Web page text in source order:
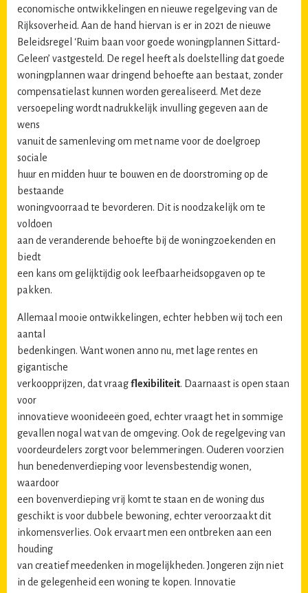
economische ontwikkelingen en nieuwe regelgeving van de
Rijksoverheid. Aan de hand hiervan is er in 2021 de nieuwe
Beleidsregel ‘Ruim baan voor goede woningplannen Sittard-
Geleen’ vastgesteld. De regel heeft als doelstelling dat goede
woningplannen waar dringend behoefte aan bestaat, zonder
compensatielast kunnen worden gerealiseerd. Met deze
versoepeling wordt nadrukkelijk invulling gegeven aan de
wens
vanuit de samenleving om met name voor de doelgroep
sociale
huur en midden huur te bouwen en de doorstroming op de
bestaande
woningvoorraad te bevorderen. Dit is noodzakelijk om te
voldoen
aan de veranderende behoefte bij de woningzoekenden en
biedt
een kans om gelijktijdig ook leefbaarheidsopgaven op te
pakken.
Allemaal mooie ontwikkelingen, echter hebben wij toch een
aantal
bedenkingen. Want wonen anno nu, met lage rentes en
gigantische
verkoopprijzen, dat vraagflexibiliteit. Daarnaast is open staan
voor
innovatieve woonideeën goed, echter vraagt het in sommige
gevallen nogal wat van de omgeving. Ook de regelgeving van
voordeurdelers zorgt voor belemmeringen. Ouderen voorzien
hun benedenverdieping voor levensbestendig wonen,
waardoor
een bovenverdieping vrij komt te staan en de woning dus
geschikt is voor dubbele bewoning, echter veroorzaakt dit
inkomensverlies. Ook ervaart men een ontbreken aan een
houding
van creatief meedenken in mogelijkheden. Jongeren zijn niet
in de gelegenheid een woning te kopen. Innovatie